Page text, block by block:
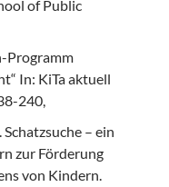
of Public
Programm
In: KiTa aktuell
240,
– ein
zur Förderung
von Kindern.